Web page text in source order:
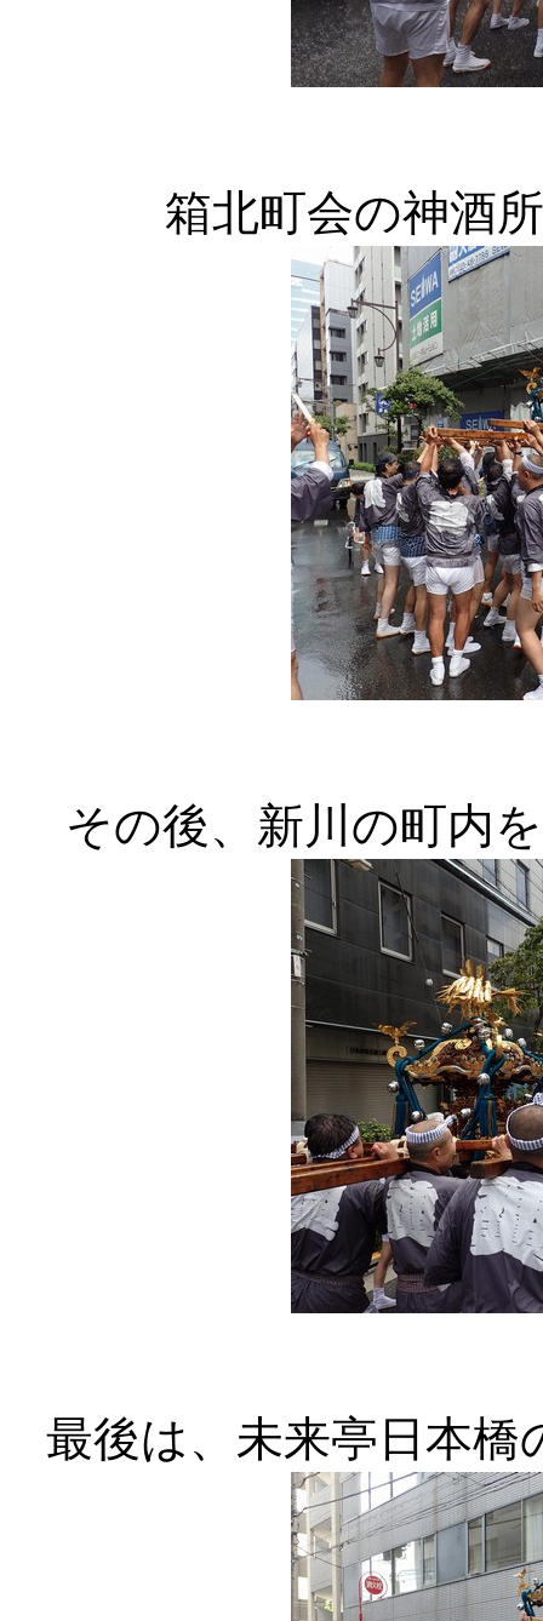
箱北町会の神酒
その後、新川の町内
最後は、未来亭日本